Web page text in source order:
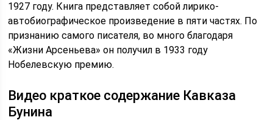
1927 году. Книга представляет собой лирико-
автобиографическое произведение в пяти частях. По
признанию самого писателя, во много благодаря
«Жизни Арсеньева» он получил в 1933 году
Нобелевскую премию.
Видео краткое содержание Кавказа
Бунина